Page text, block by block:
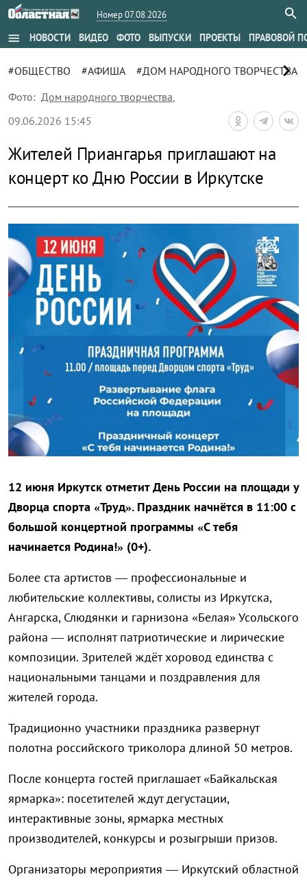
Номер 07.08.2026
menu НОВОСТИ ВИДЕО ФОТО ВЫПУСКИ ПРОЕКТЫ ПРАВОВОЙ
#ОБЩЕСТВО #АФИША #ДОМ НАРОДНОГО ТВОРЧЕСТВА
chevron_right
Фото: Дом народного творчества,
09.06.2026 15:45
Жителей Приангарья приглашают на
концерт ко Дню России в Иркутске
zoom_out_map
12 июня Иркутск отметит День России на площади у
Дворца спорта «Труд». Праздник начнётся в 11:00 с
большой концертной программы «С тебя
начинается Родина!» (0+).
Более ста артистов — профессиональные и
любительские коллективы, солисты из Иркутска,
Ангарска, Слюдянки и гарнизона «Белая» Усольского
района — исполнят патриотические и лирические
композиции. Зрителей ждёт хоровод единства с
национальными танцами и поздравления для
жителей города.
Традиционно участники праздника развернут
полотна российского триколора длиной 50 метров.
После концерта гостей приглашает «Байкальская
ярмарка»: посетителей ждут дегустации,
интерактивные зоны, ярмарка местных
производителей, конкурсы и розыгрыши призов.
Организаторы мероприятия — Иркутский областной